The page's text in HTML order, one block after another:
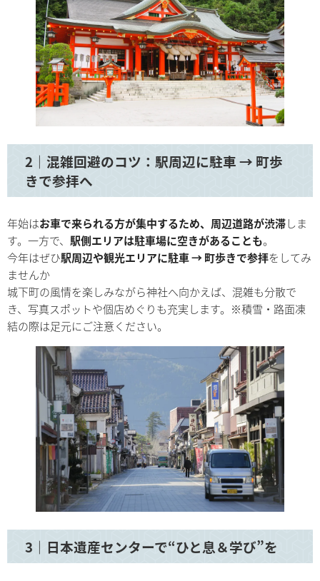
2｜混雑回避のコツ：駅周辺に駐車 → 町歩
きで参拝へ
年始はお車で来られる方が集中するため、周辺道路が渋滞しま
す。一方で、 駅側エリアは駐車場に空きがあることも。
今年はぜひ駅周辺や観光エリアに駐車 → 町歩きで参拝をしてみ
ませんか
城下町の風情を楽しみながら神社へ向かえば、混雑も分散で
き、写真スポットや個店めぐりも充実します。※積雪・路面凍
結の際は足元にご注意ください。
3｜日本遺産センターで“ひと息＆学び”を